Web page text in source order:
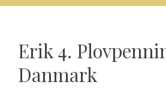
Erik 4.
Danmark